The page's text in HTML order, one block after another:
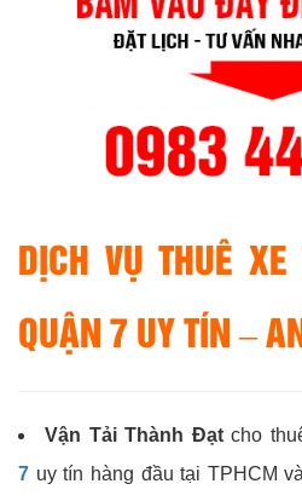
DỊCH VỤ THUÊ
QUẬN 7 UY TÍN –
Vận Tải Thành Đạtcho
7 uy tín hàng đầu tại TPHCM